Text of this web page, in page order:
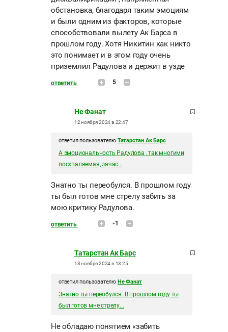
обстановка, благодаря таким эмоциям
и были одним из факторов, которые
способствовали вылету Ак Барса в
прошлом году. Хотя Никитин как никто
это понимает и в этом году очень
приземлил Радулова и держит в узде
ответить 5
Не Фанат
12 ноября 2024 в 22:47
ответил пользователю Татарстан Ак Барс
А эмоциональность Радулова , так многими
восхваляемая, зачас...
Знатно ты переобулся. В прошлом году
ты был готов мне стрелу забить за
мою критику Радулова.
ответить -1
Татарстан Ак Барс
13 ноября 2024 в 13:25
ответил пользователю Не Фанат
Знатно ты переобулся. В прошлом году ты
был готов мне стрелу...
Не обладаю понятием «забить